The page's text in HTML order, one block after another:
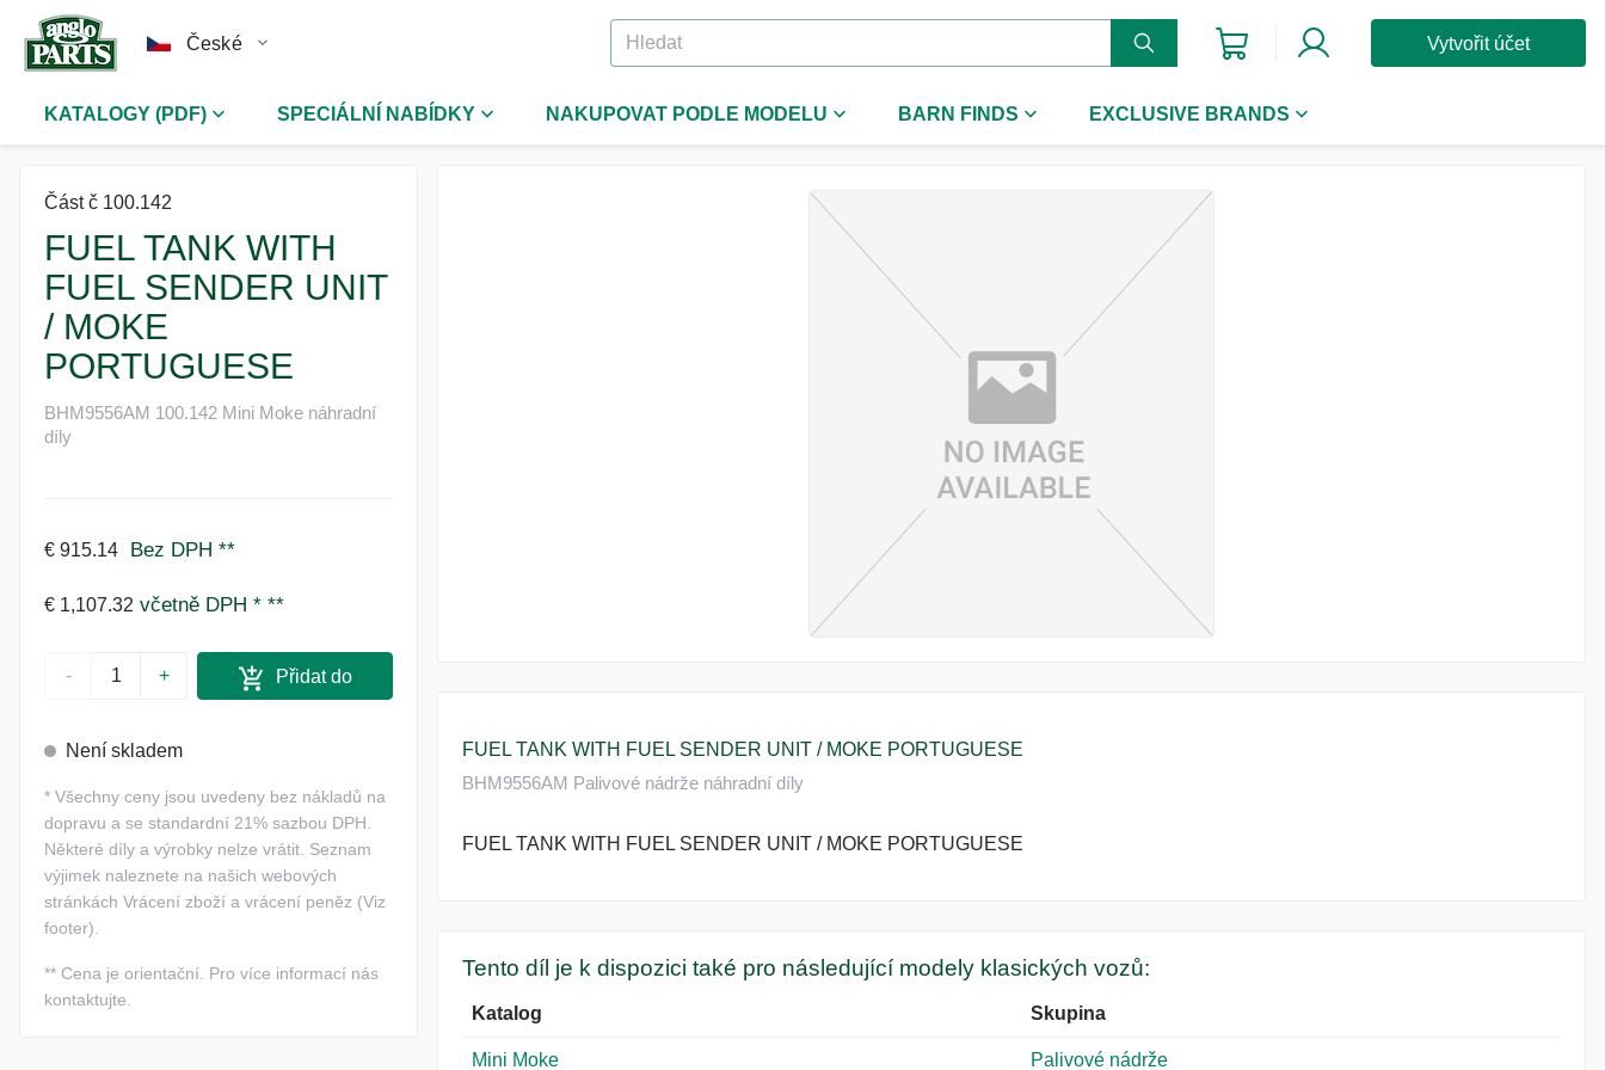
České Vytvořit účet
KATALOGY (PDF) SPECIÁLNÍ NABÍDKY NAKUPOVAT PODLE MODELU BARN FINDS EXCLUSIVE BRANDS
Část č 100.142
FUEL TANK WITH
FUEL SENDER UNIT
/ MOKE
PORTUGUESE
BHM9556AM 100.142 Mini Moke náhradní
díly
€ 915.14 Bez DPH **
€ 1,107.32 včetně DPH * **
- +
Přidat do
Není skladem
* Všechny ceny jsou uvedeny bez nákladů na
dopravu a se standardní 21% sazbou DPH.
Některé díly a výrobky nelze vrátit. Seznam
výjimek naleznete na našich webových
stránkách Vrácení zboží a vrácení peněz (Viz
footer).
** Cena je orientační. Pro více informací nás
kontaktujte.
FUEL TANK WITH FUEL SENDER UNIT / MOKE PORTUGUESE
BHM9556AM Palivové nádrže náhradní díly
FUEL TANK WITH FUEL SENDER UNIT / MOKE PORTUGUESE
Tento díl je k dispozici také pro následující modely klasických vozů:
Katalog Skupina
Mini Moke Palivové nádrže